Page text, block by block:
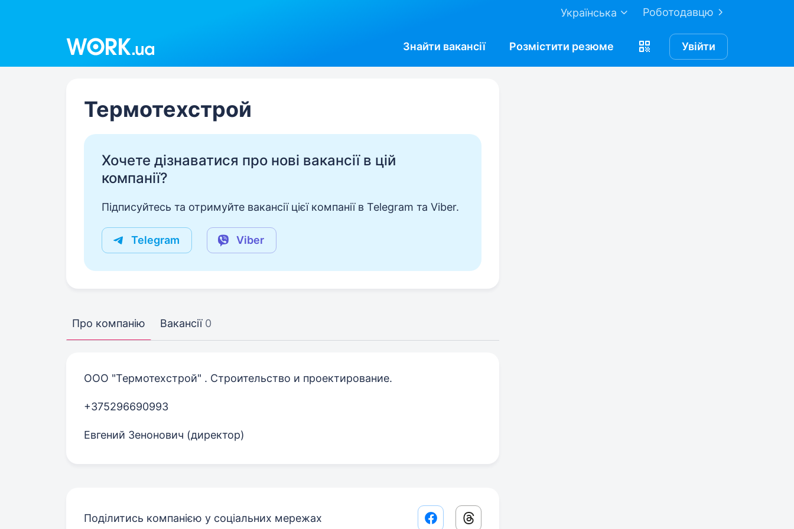
Роботодавцю
Українська
Знайти вакансії Розмістити резюме Увійти
Термотехстрой
Хочете дізнаватися про нові вакансії в цій
компанії?
Підписуйтесь та отримуйте вакансії цієї компанії в Telegram та Viber.
Telegram Viber
Про компанію Вакансії 0
ООО "Термотехстрой" . Строительство и проектирование.
+375296690993
Евгений Зенонович (директор)
Поділитись компанією у соціальних мережах Facebook share link
Threads share link